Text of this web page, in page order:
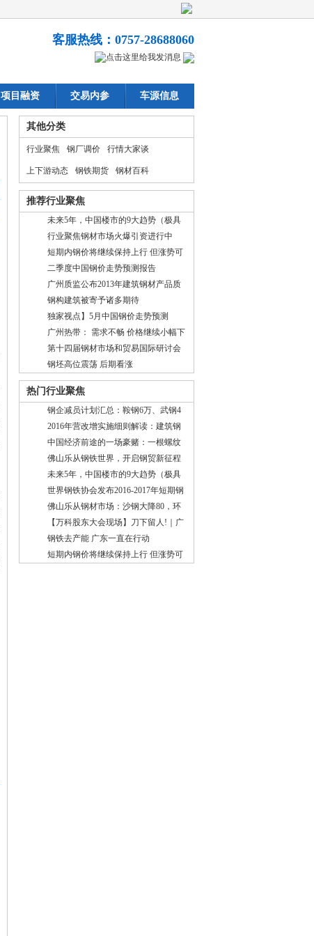
客服热线：0757-28688060
项目融资 交易内参 车源信息
其他分类
行业聚焦 钢厂调价 行情大家谈
上下游动态 钢铁期货 钢材百科
推荐行业聚焦
未来5年，中国楼市的9大趋势（极具
前瞻性）
行业聚焦钢材市场火爆引资进行中
短期内钢价将继续保持上行 但涨势可
能放缓
二季度中国钢价走势预测报告
广州质监公布2013年建筑钢材产品质
量监督抽查结果
钢构建筑被寄予诸多期待
独家视点】5月中国钢价走势预测
广州热带： 需求不畅 价格继续小幅下
行
第十四届钢材市场和贸易国际研讨会
将于3月23-25日在佛山市乐从钢铁世
界举行
钢坯高位震荡 后期看涨
热门行业聚焦
钢企减员计划汇总：鞍钢6万、武钢4
万、唐钢2万、山钢1万...
2016年营改增实施细则解读：建筑钢
材行业迎新机
中国经济前途的一场豪赌：一根螺纹
钢直戳股市的底！
佛山乐从钢铁世界，开启钢贸新征程
未来5年，中国楼市的9大趋势（极具
前瞻性）
世界钢铁协会发布2016-2017年短期钢
铁需求预测结果(图文)
佛山乐从钢材市场：沙钢大降80，环
保风又起，钢价能随风上涨？
【万科股东大会现场】刀下留人!｜广
佛钢材网
钢铁去产能 广东一直在行动
短期内钢价将继续保持上行 但涨势可